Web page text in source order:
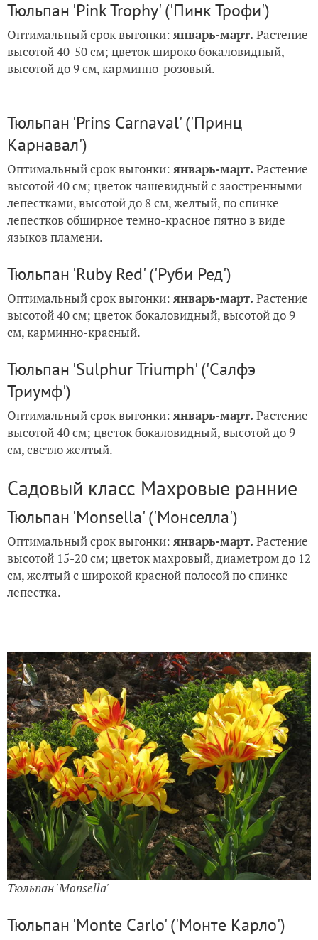
Тюльпан 'Pink Trophy' ('Пинк Трофи')
Оптимальный срок выгонки: январь-март. Растение
высотой 40-50 см; цветок широко бокаловидный,
высотой до 9 см, карминно-розовый.
Тюльпан 'Prins Carnaval' ('Принц
Карнавал')
Оптимальный срок выгонки: январь-март. Растение
высотой 40 см; цветок чашевидный с заостренными
лепестками, высотой до 8 см, желтый, по спинке
лепестков обширное темно-красное пятно в виде
языков пламени.
Тюльпан 'Ruby Red' ('Руби Ред')
Оптимальный срок выгонки: январь-март. Растение
высотой 40 см; цветок бокаловидный, высотой до 9
см, карминно-красный.
Тюльпан 'Sulphur Triumph' ('Салфэ
Триумф')
Оптимальный срок выгонки: январь-март. Растение
высотой 40 см; цветок бокаловидный, высотой до 9
см, светло желтый.
Садовый класс Махровые ранние
Тюльпан 'Monsella' ('Монселла')
Оптимальный срок выгонки: январь-март. Растение
высотой 15-20 см; цветок махровый, диаметром до 12
см, желтый с широкой красной полосой по спинке
лепестка.
Тюльпан 'Monsella'
Тюльпан 'Monte Carlo' ('Монте Карло')